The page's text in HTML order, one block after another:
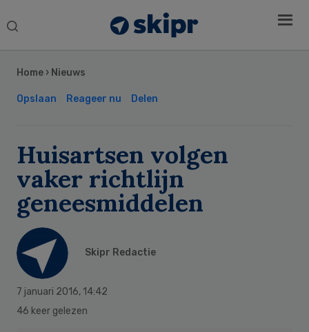
Search
Home › Nieuws
Opslaan Reageer nu Delen
Huisartsen volgen
vaker richtlijn
geneesmiddelen
Skipr Redactie
7 januari 2016, 14:42
46 keer gelezen
Sidebar